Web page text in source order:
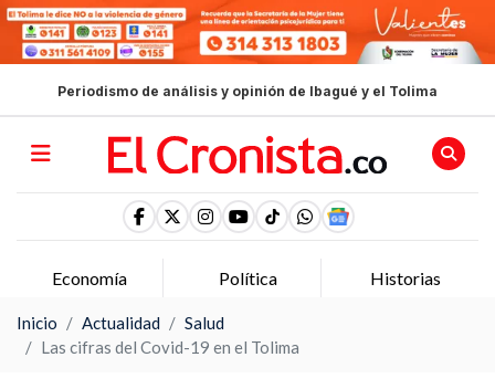
Periodismo de análisis y opinión de Ibagué y el Tolima
Economía Política Historias
Inicio Actualidad
Salud
Las cifras del Covid-19 en el Tolima